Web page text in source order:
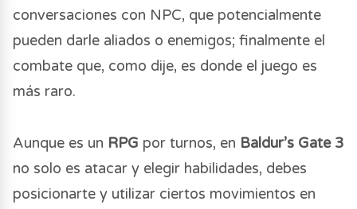
conversaciones con NPC, que potencialmente
pueden darle aliados o enemigos; finalmente el
combate que, como dije, es donde el juego es
más raro.
Aunque es un RPG por turnos, en Baldur’s Gate 3
no solo es atacar y elegir habilidades, debes
posicionarte y utilizar ciertos movimientos en